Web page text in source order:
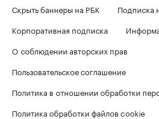
Скрыть баннеры на РБК
Подписка
Корпоративная подписка
О соблюдении авторских прав
Пользовательское соглашение
Политика в отношении обработки
Политика обработки файлов cookie